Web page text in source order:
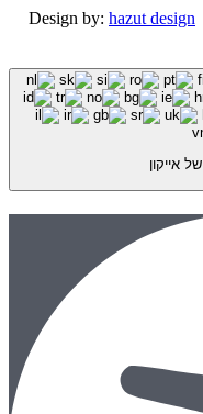
Design by: hazut design